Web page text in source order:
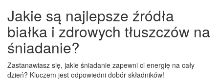
Jakie są najlepsze źródła
białka i zdrowych tłuszczów na
śniadanie?
Zastanawiasz się, jakie śniadanie zapewni ci energię na cały
dzień? Kluczem jest odpowiedni dobór składników!